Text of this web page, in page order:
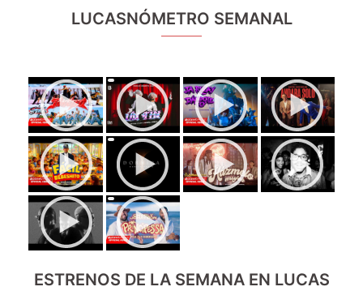
LUCASNÓMETRO SEMANAL
ESTRENOS DE LA SEMANA EN LUCAS